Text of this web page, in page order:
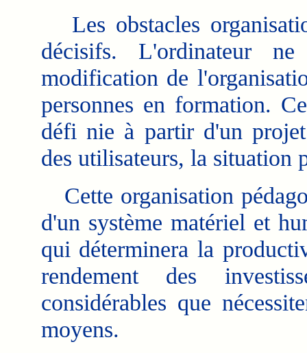
Les obstacles
décisifs. L'ordinateur
modification de
personnes en formation.
défi nie à partir d'un
des utilisateurs, la situation
Cette organisation
d'un système matériel et
qui déterminera la
rendement des
considérables que
moyens.